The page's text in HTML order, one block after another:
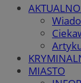
MIASTO